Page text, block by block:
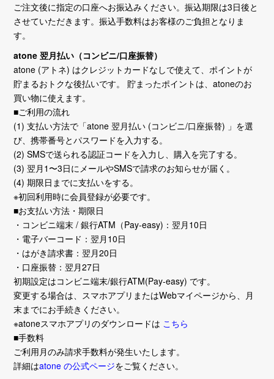
ご注文後に指定の口座へお振込みください。振込期限は3日後と
させていただきます。振込手数料はお客様のご負担となりま
す。
atone 翌月払い（コンビニ/口座振替）
atone (アトネ) はクレジットカードなしで使えて、ポイントが
貯まるおトクな後払いです。 貯まったポイントは、atoneのお
買い物に使えます。
■ご利用の流れ
(1) 支払い方法で「atone 翌月払い (コンビニ/口座振替) 」を選
び、携帯番号とパスワードを入力する。
(2) SMSで送られる認証コードを入力し、購入を完了する。
(3) 翌月1〜3日にメールやSMSで請求のお知らせが届く。
(4) 期限日までに支払いをする。
※初回利用時に会員登録が必要です。
■お支払い方法・期限日
・コンビニ端末 / 銀行ATM（Pay-easy)：翌月10日
・電子バーコード：翌月10日
・はがき請求書：翌月20日
・口座振替：翌月27日
初期設定はコンビニ端末/銀行ATM(Pay-easy) です。
変更する場合は、スマホアプリまたはWebマイページから、月
末までにお手続きください。
※atoneスマホアプリのダウンロードは こちら
■手数料
ご利用月のみ請求手数料が発生いたします。
詳細はatone の公式ページをご覧ください。